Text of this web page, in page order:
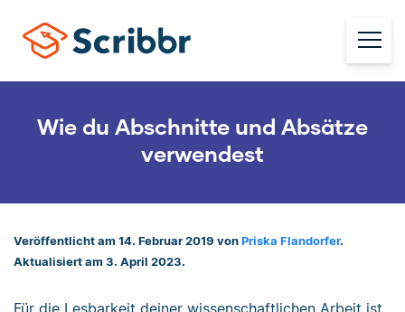
Wie du Abschnitte und Absätze
verwendest
Veröffentlicht am 14. Februar 2019 von Priska Flandorfer.
Aktualisiert am 3. April 2023.
Für die Lesbarkeit deiner wissenschaftlichen Arbeit ist